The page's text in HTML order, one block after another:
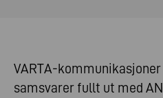
VARTA-
samsvarer fullt ut med